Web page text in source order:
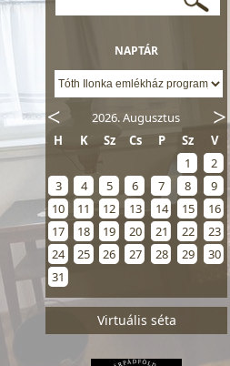
NAPTÁR
2026. Augusztus
H
K Sz Cs P Sz
V
1
2
3
4 5 6 7 8
9
10
11 12 13 14 15
16
17
18 19 20 21 22
23
24
25 26 27 28 29
30
31
Virtuális séta